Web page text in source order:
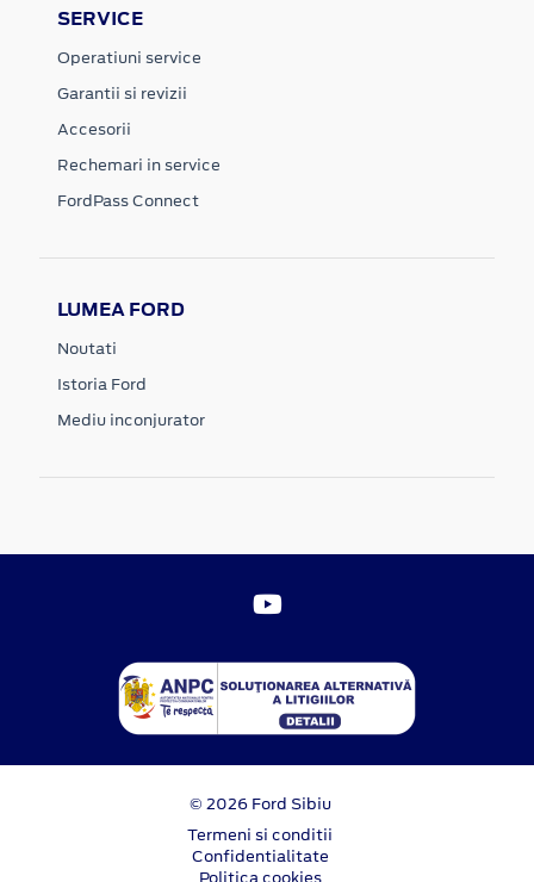
SERVICE
Operatiuni service
Garantii si revizii
Accesorii
Rechemari in service
FordPass Connect
LUMEA FORD
Noutati
Istoria Ford
Mediu inconjurator
© 2026 Ford Sibiu
Termeni si conditii
Confidentialitate